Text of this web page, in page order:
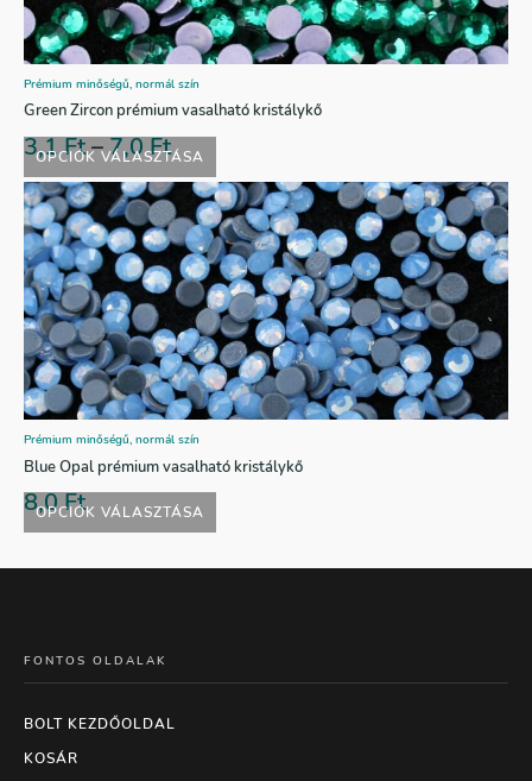
OPCIÓK VÁLASZTÁSA
Prémium minőségű, normál szín
Green Zircon prémium vasalható kristálykő
3,1Ft–7,0Ft
OPCIÓK VÁLASZTÁSA
Prémium minőségű, normál szín
Blue Opal prémium vasalható kristálykő
8,0Ft
FONTOS OLDALAK
BOLT KEZDŐOLDAL
KOSÁR